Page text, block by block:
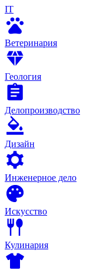
IT
Ветеринария
Геология
Делопроизводство
Дизайн
Инженерное дело
Искусство
Кулинария